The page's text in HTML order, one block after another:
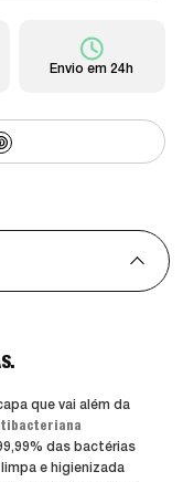
Envio em 24h
que vai além da
das bactérias
e higienizada